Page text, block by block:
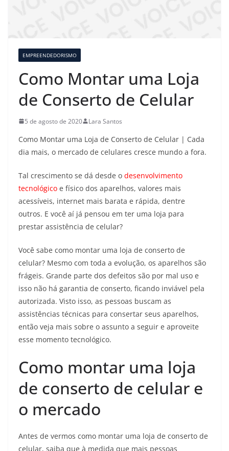
EMPREENDEDORISMO
Como Montar uma Loja
de Conserto de Celular
5 de agosto de 2020 Lara Santos
Como Montar uma Loja de Conserto de Celular | Cada
dia mais, o mercado de celulares cresce mundo a fora.
Tal crescimento se dá desde o desenvolvimento
tecnológico e físico dos aparelhos, valores mais
acessíveis, internet mais barata e rápida, dentre
outros. E você aí já pensou em ter uma loja para
prestar assistência de celular?
Você sabe como montar uma loja de conserto de
celular? Mesmo com toda a evolução, os aparelhos são
frágeis. Grande parte dos defeitos são por mal uso e
isso não há garantia de conserto, ficando inviável pela
autorizada. Visto isso, as pessoas buscam as
assistências técnicas para consertar seus aparelhos,
então veja mais sobre o assunto a seguir e aproveite
esse momento tecnológico.
Como montar uma loja
de conserto de celular e
o mercado
Antes de vermos como montar uma loja de conserto de
celular, saiba que à medida que mais pessoas